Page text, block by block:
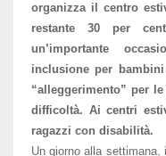
organizza il centro
restante 30 per
un’importante
inclusione per
“alleggerimento” per
difficoltà. Ai centri
ragazzi con disabilità.
Un giorno alla